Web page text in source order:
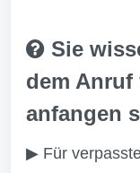
Sie
dem Anruf
anfangen
▶ Für